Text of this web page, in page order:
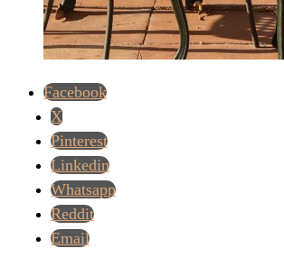
Facebook
X
Pinterest
Linkedin
Whatsapp
Reddit
Email